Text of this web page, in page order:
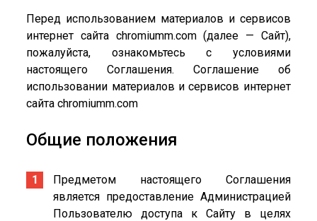
Перед использованием материалов и сервисов
интернет сайта chromiumm.com (далее — Сайт),
пожалуйста, ознакомьтесь с условиями
настоящего Соглашения. Соглашение об
использовании материалов и сервисов интернет
сайта chromiumm.com
Общие положения
Предметом настоящего Соглашения
является предоставление Администрацией
Пользователю доступа к Сайту в целях